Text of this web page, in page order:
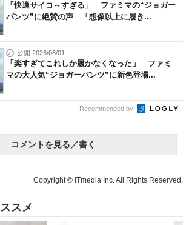
「快適サイコ～すぎる」 ファミマの“ジョガー
パンツ”に絶賛の声 「想像以上に履き...
公開 2026/06/01
「楽すぎてこれしか履かなくなった」 ファミ
マの大人気“ジョガーパンツ”に新色登場...
Recommended by
コメントを見る／書く
Copyright © ITmedia Inc. All Rights Reserved.
スメ